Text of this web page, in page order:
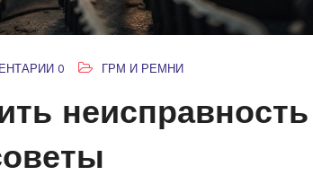
0 ГРМ И РЕМНИ